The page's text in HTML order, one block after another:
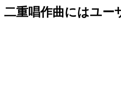
二重唱作曲にはユー